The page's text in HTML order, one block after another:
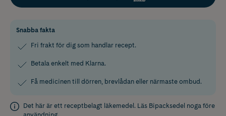
Snabba fakta
Fri frakt för dig som handlar recept.
Betala enkelt med Klarna.
Få medicinen till dörren, brevlådan eller närmaste ombud.
Det här är ett receptbelagt läkemedel. Läs Bipacksedel noga före